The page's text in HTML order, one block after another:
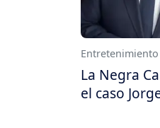
Entretenimiento
La Negra
el caso